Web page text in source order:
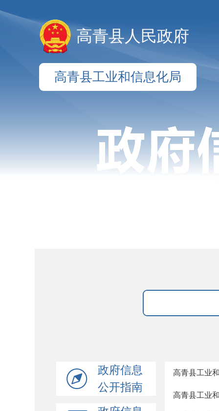
高青县人民政府
高青县工业和信息化局
政府信息
公开指南
高青县工业
高青县工业